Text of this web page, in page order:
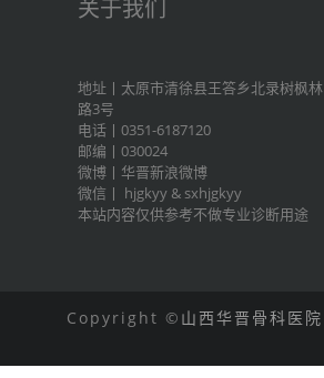
关于我们
地址丨太原市清徐县王答乡北录树枫林
路3号
电话丨0351-6187120
邮编丨030024
微博丨 华晋新浪微博
微信丨 hjgkyy & sxhjgkyy
本站内容仅供参考不做专业诊断用途
Copyright © 山西华晋骨科医院